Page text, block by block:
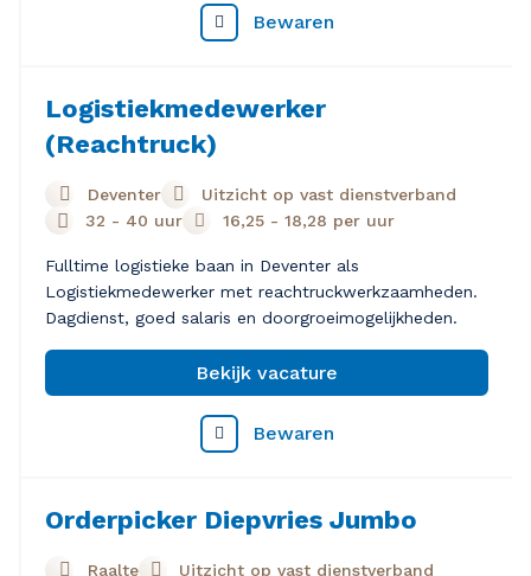
Bewaren
Logistiekmedewerker
(Reachtruck)
Deventer
Uitzicht op vast dienstverband
32 - 40 uur
16,25 - 18,28 per uur
Fulltime logistieke baan in Deventer als
Logistiekmedewerker met reachtruckwerkzaamheden.
Dagdienst, goed salaris en doorgroeimogelijkheden.
Bekijk vacature
Bewaren
Orderpicker Diepvries Jumbo
Raalte
Uitzicht op vast dienstverband